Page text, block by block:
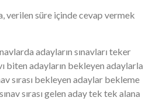
süre içinde cevap vermek
adayların sınavları teker
biten adayların bekleyen adaylarla
sırası bekleyen adaylar bekleme
sırası gelen aday tek tek alana